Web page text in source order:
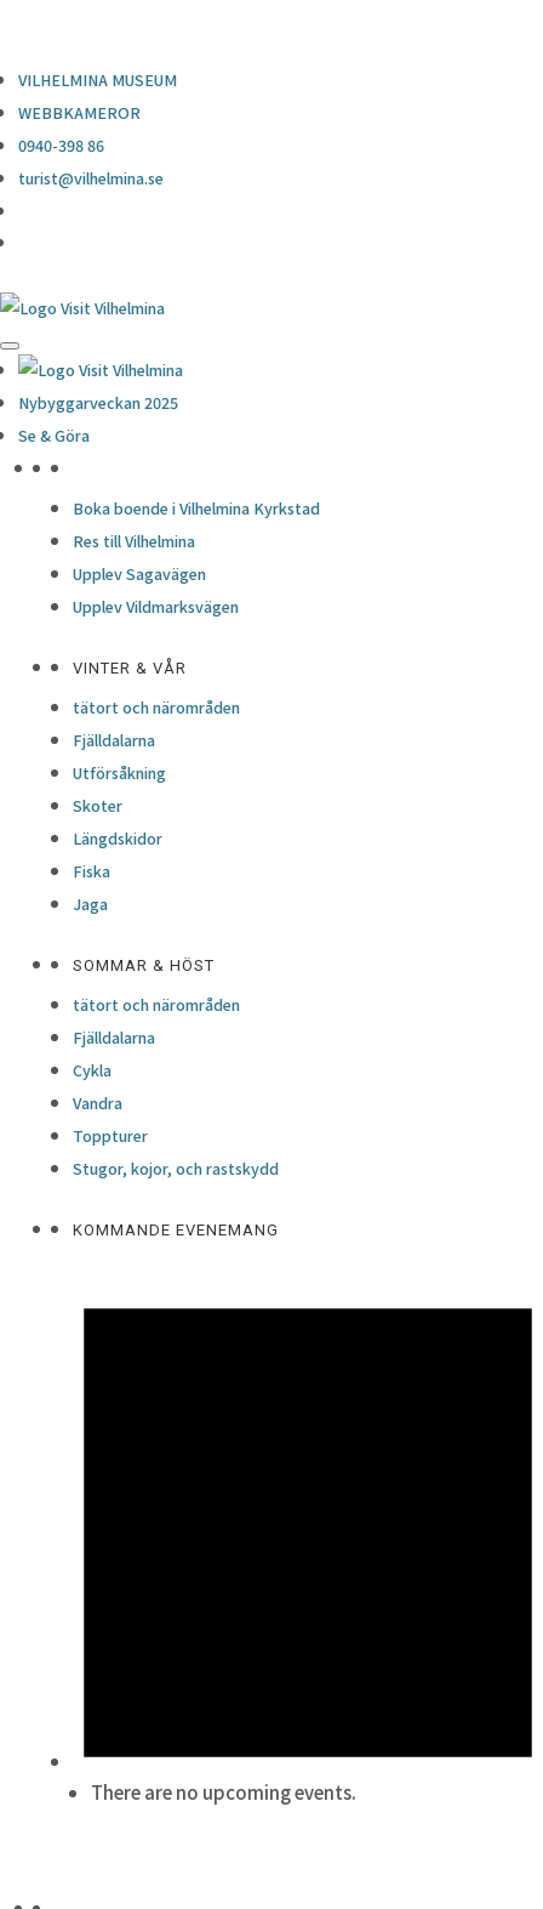
VILHELMINA MUSEUM
WEBBKAMEROR
0940-398 86
turist@vilhelmina.se
Nybyggarveckan 2025
Se & Göra
Boka boende i Vilhelmina Kyrkstad
Res till Vilhelmina
Upplev Sagavägen
Upplev Vildmarksvägen
VINTER & VÅR
tätort och närområden
Fjälldalarna
Utförsåkning
Skoter
Längdskidor
Fiska
Jaga
SOMMAR & HÖST
tätort och närområden
Fjälldalarna
Cykla
Vandra
Toppturer
Stugor, kojor, och rastskydd
KOMMANDE EVENEMANG
There are no upcoming events.